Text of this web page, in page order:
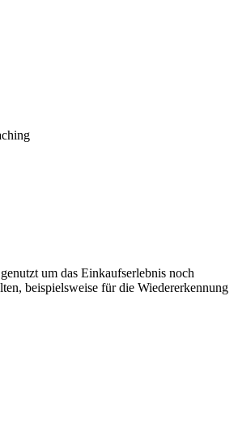
um das Einkaufserlebnis noch
beispielsweise für die Wiedererkennung